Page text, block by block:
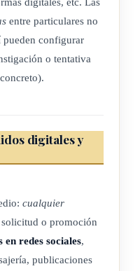
entre particulares no
pueden configurar
o tentativa
digitales y
cualquier
o promoción
en redes sociales,
publicaciones